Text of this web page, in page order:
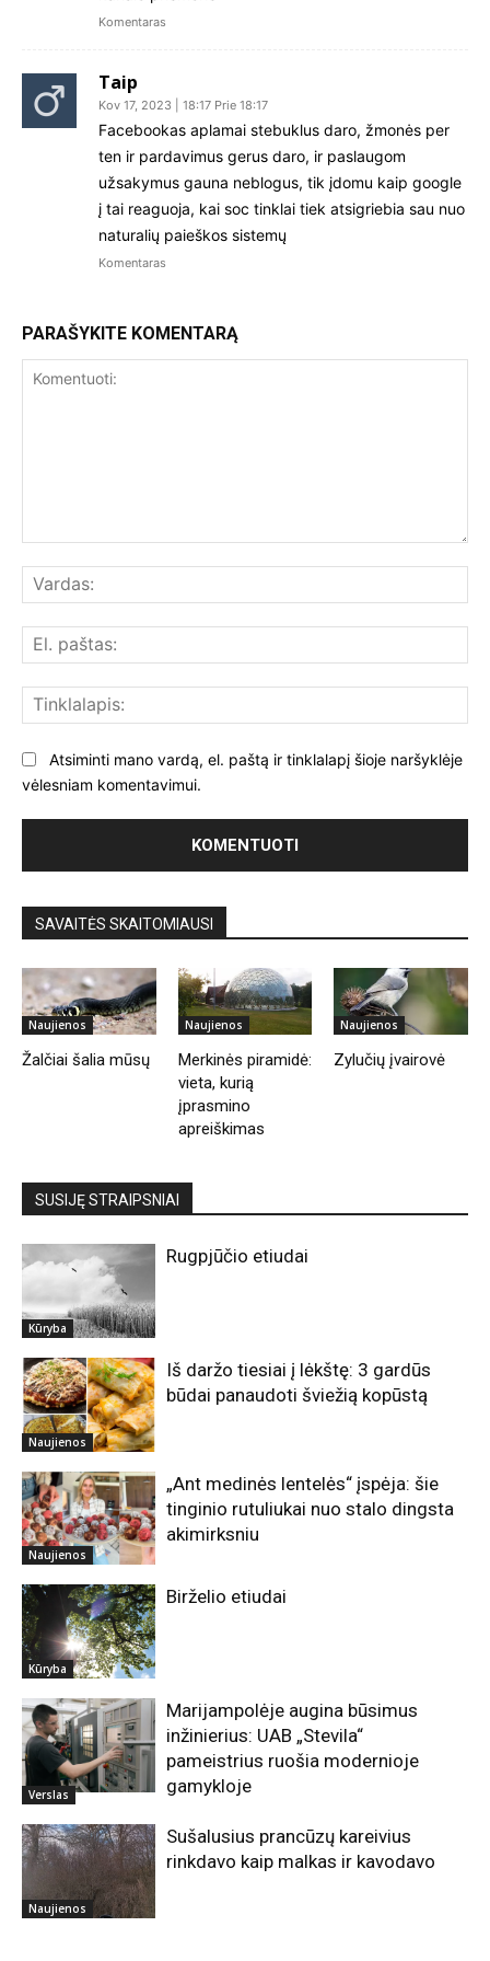
Komentaras
Taip
Kov 17, 2023 | 18:17 Prie 18:17
Facebookas aplamai stebuklus daro, žmonės per
ten ir pardavimus gerus daro, ir paslaugom
užsakymus gauna neblogus, tik įdomu kaip google
į tai reaguoja, kai soc tinklai tiek atsigriebia sau nuo
naturalių paieškos sistemų
Komentaras
PARAŠYKITE KOMENTARĄ
Atsiminti mano vardą, el. paštą ir tinklalapį šioje naršyklėje
vėlesniam komentavimui.
SAVAITĖS SKAITOMIAUSI
Naujienos
Žalčiai šalia mūsų
Naujienos
Merkinės piramidė:
vieta, kurią
įprasmino
apreiškimas
Naujienos
Zylučių įvairovė
SUSIJĘ STRAIPSNIAI
Kūryba
Rugpjūčio etiudai
Naujienos
Iš daržo tiesiai į lėkštę: 3 gardūs
būdai panaudoti šviežią kopūstą
Naujienos
„Ant medinės lentelės“ įspėja: šie
tinginio rutuliukai nuo stalo dingsta
akimirksniu
Kūryba
Birželio etiudai
Verslas
Marijampolėje augina būsimus
inžinierius: UAB „Stevila“
pameistrius ruošia modernioje
gamykloje
Naujienos
Sušalusius prancūzų kareivius
rinkdavo kaip malkas ir kavodavo